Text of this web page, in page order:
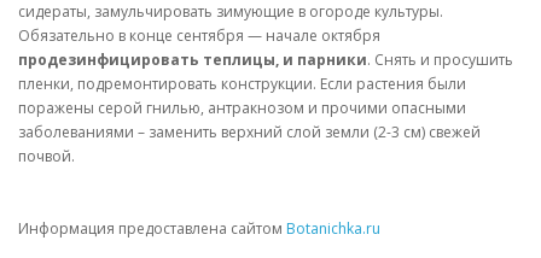
сидераты, замульчировать зимующие в огороде культуры.
Обязательно в конце сентября — начале октября
продезинфицировать теплицы, и парники. Снять и просушить
пленки, подремонтировать конструкции. Если растения были
поражены серой гнилью, антракнозом и прочими опасными
заболеваниями – заменить верхний слой земли (2-3 см) свежей
почвой.
Информация предоставлена сайтом Botanichka.ru